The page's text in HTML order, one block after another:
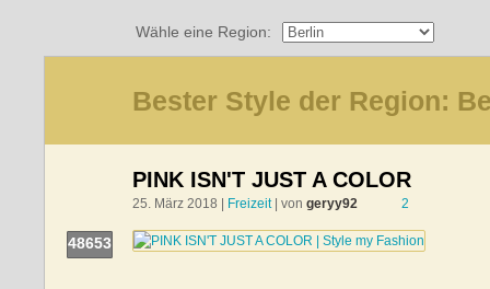
Wähle eine Region:
Bester Style der Region:
PINK ISN'T JUST A COLOR
25. März 2018 | Freizeit| von geryy92 2
48653